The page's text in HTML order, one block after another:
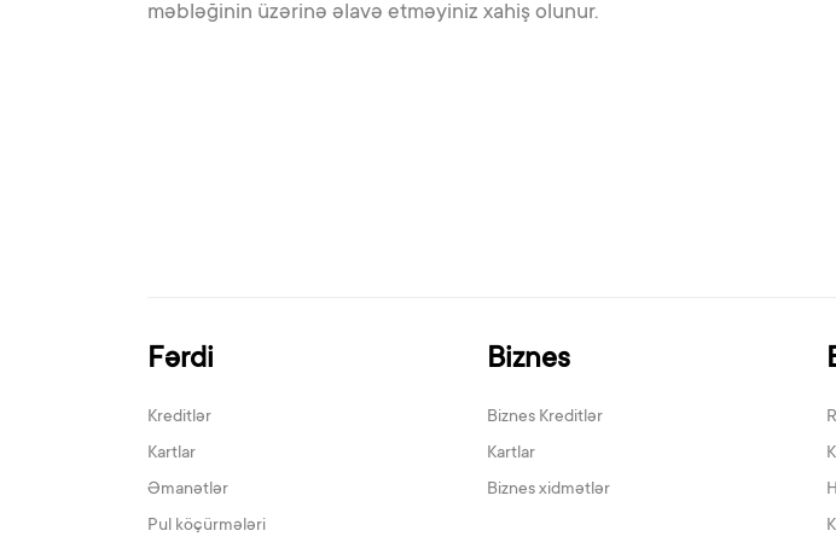
məbləğinin üzərinə əlavə etməyiniz xahiş olunur.
Fərdi
Kreditlər
Kartlar
Əmanətlər
Pul köçürmələri
Biznes
Biznes Kreditlər
Kartlar
Biznes xidmətlər